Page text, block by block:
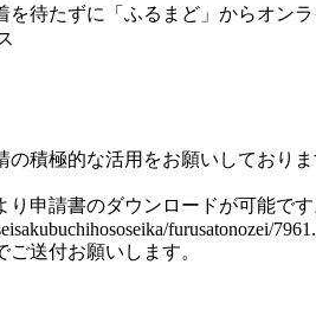
待たずに「ふるまど」からオンラ
積極的な活用をお願いしておりま
申請書のダウンロードが可能です
furusatonozei/
送付お願いします。